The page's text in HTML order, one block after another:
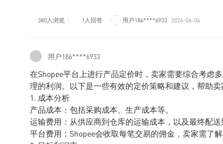
380人浏览 1人回答 用户186****6933 2026-06-04
用户186****6933
在Shopee平台上进行产品定价时，卖家需要综合考虑
理的利润。以下是一些有效的定价策略和建议，帮助
1. 成本分析
产品成本：包括采购成本、生产成本等。
运输费用：从供应商到仓库的运输成本，以及最终配
平台费用：Shopee会收取每笔交易的佣金，卖家需了